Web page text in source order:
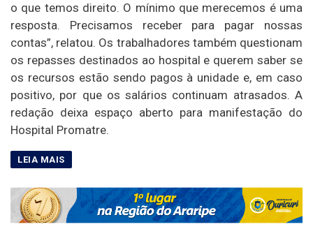
o que temos direito. O mínimo que merecemos é uma
resposta. Precisamos receber para pagar nossas
contas”, relatou. Os trabalhadores também questionam
os repasses destinados ao hospital e querem saber se
os recursos estão sendo pagos à unidade e, em caso
positivo, por que os salários continuam atrasados. A
redação deixa espaço aberto para manifestação do
Hospital Promatre.